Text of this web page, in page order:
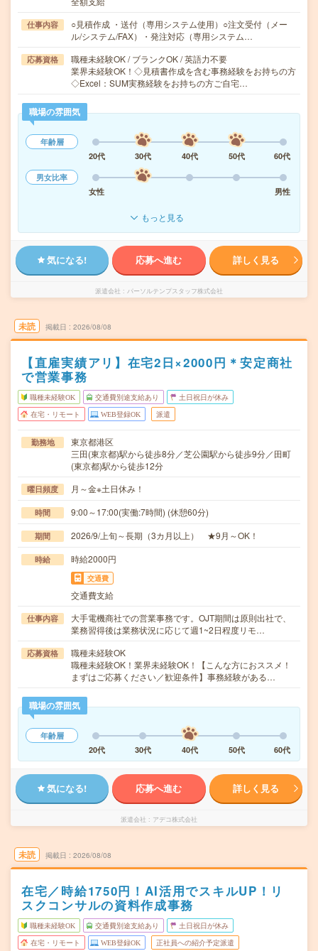
仕事内容
○見積作成 ・送付（専用システム使用）○注文受付（メー
ル/システム/FAX）・発注対応（専用システム…
応募資格
職種未経験OK / ブランクOK / 英語力不要
業界未経験OK！◇見積書作成を含む事務経験をお持ちの方
◇Excel：SUM実務経験をお持ちの方ご自宅…
職場の雰囲気
年齢層
20代
30代 40代 50代
60代
男女比率
女性
男性
もっと見る
気になる! 応募へ進む 詳しく見る
派遣会社 パーソルテンプスタッフ株式会社
未読 掲載日 2026/08/08
【直雇実績アリ】在宅2日×2000円＊安定商社
で営業事務
職種未経験OK 交通費別途支給あり 土日祝日が休み
在宅・リモート WEB登録OK 派遣
勤務地
東京都港区
三田(東京都)駅から徒歩8分／芝公園駅から徒歩9分／田町
(東京都)駅から徒歩12分
曜日頻度 月～金※土日休み！
時間 9:00～17:00(実働:7時間) (休憩60分)
期間 2026/9/上旬～長期（3カ月以上） ★9月～OK！
時給 時給2000円
交通費
交通費支給
仕事内容
大手電機商社での営業事務です。OJT期間は原則出社で、
業務習得後は業務状況に応じて週1~2日程度リモ…
応募資格
職種未経験OK
職種未経験OK！業界未経験OK！【こんな方におススメ！
まずはご応募ください／歓迎条件】事務経験がある…
職場の雰囲気
年齢層
20代
30代 40代 50代 60代
気になる! 応募へ進む 詳しく見る
派遣会社 アデコ株式会社
未読 掲載日 2026/08/08
在宅／時給1750円！AI活用でスキルUP！リ
スクコンサルの資料作成事務
職種未経験OK 交通費別途支給あり 土日祝日が休み
在宅・リモート WEB登録OK 正社員への紹介予定派遣